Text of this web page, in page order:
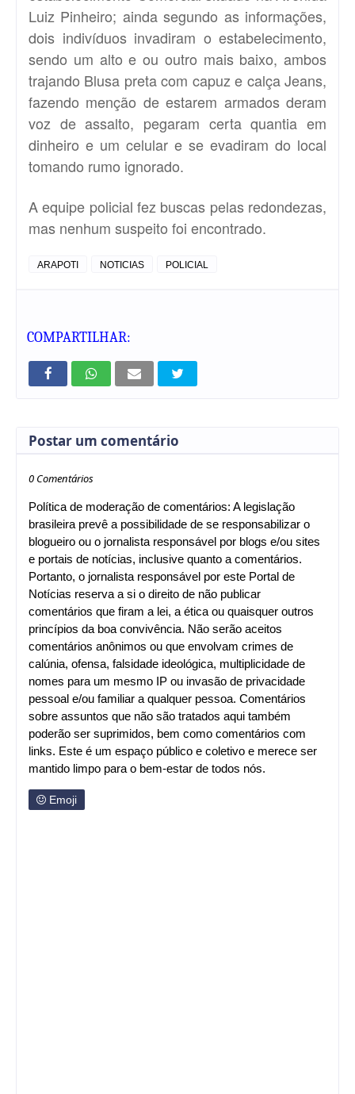
Luiz Pinheiro; ainda segundo as informações,
dois indivíduos invadiram o estabelecimento,
sendo um alto e ou outro mais baixo, ambos
trajando Blusa preta com capuz e calça Jeans,
fazendo menção de estarem armados deram
voz de assalto, pegaram certa quantia em
dinheiro e um celular e se evadiram do local
tomando rumo ignorado.
A equipe policial fez buscas pelas redondezas,
mas nenhum suspeito foi encontrado.
ARAPOTI NOTICIAS POLICIAL
COMPARTILHAR:
Postar um comentário
0 Comentários
Política de moderação de comentários: A legislação
brasileira prevê a possibilidade de se responsabilizar o
blogueiro ou o jornalista responsável por blogs e/ou sites
e portais de notícias, inclusive quanto a comentários.
Portanto, o jornalista responsável por este Portal de
Notícias reserva a si o direito de não publicar
comentários que firam a lei, a ética ou quaisquer outros
princípios da boa convivência. Não serão aceitos
comentários anônimos ou que envolvam crimes de
calúnia, ofensa, falsidade ideológica, multiplicidade de
nomes para um mesmo IP ou invasão de privacidade
pessoal e/ou familiar a qualquer pessoa. Comentários
sobre assuntos que não são tratados aqui também
poderão ser suprimidos, bem como comentários com
links. Este é um espaço público e coletivo e merece ser
mantido limpo para o bem-estar de todos nós.
Emoji